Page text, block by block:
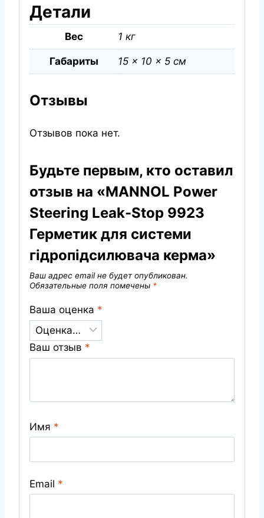
Детали
Вес 1 кг
Габариты 15 × 10 × 5 см
Отзывы
Отзывов пока нет.
Будьте первым, кто оставил
отзыв на «MANNOL Power
Steering Leak-Stop 9923
Герметик для системи
гідропідсилювача керма»
Ваш адрес email не будет опубликован.
Обязательные поля помечены *
Ваша оценка *
Ваш отзыв *
Имя *
Email *